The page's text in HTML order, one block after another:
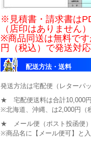
※見積書・請求書は
（店印はありません）
※商品同送は無料で
円（税込）で発送対
配送方法・送料
発送方法は宅配便（レターパ
★ 宅配便送料は合計10,000円
※北海道、沖縄、は2,000円（
★ メール便（ポスト投函便）
※商品名に【メール便可】と